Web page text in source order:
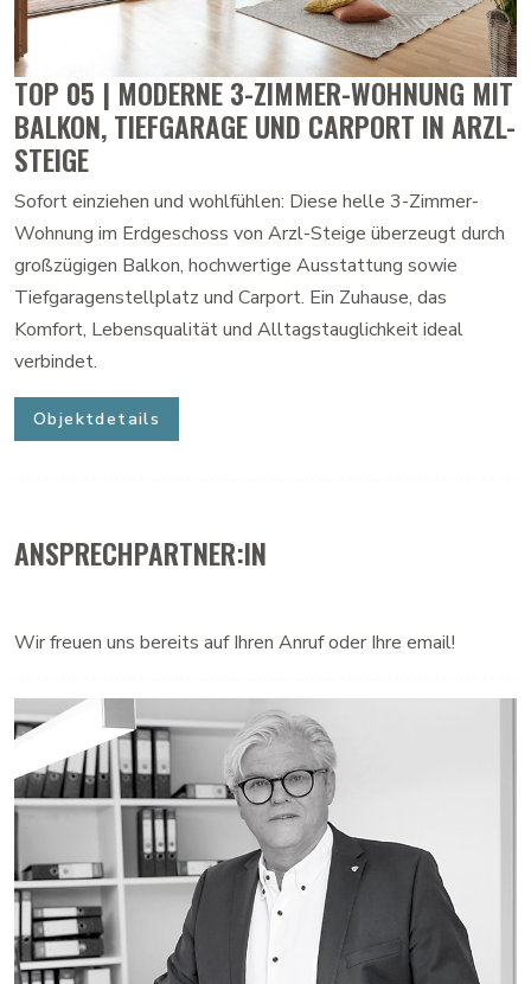
TOP 05 | MODERNE 3-ZIMMER-WOHNUNG MIT
BALKON, TIEFGARAGE UND CARPORT IN ARZL-
STEIGE
Sofort einziehen und wohlfühlen: Diese helle 3-Zimmer-
Wohnung im Erdgeschoss von Arzl-Steige überzeugt durch
großzügigen Balkon, hochwertige Ausstattung sowie
Tiefgaragenstellplatz und Carport. Ein Zuhause, das
Komfort, Lebensqualität und Alltagstauglichkeit ideal
verbindet.
Objektdetails
ANSPRECHPARTNER:IN
Wir freuen uns bereits auf Ihren Anruf oder Ihre email!